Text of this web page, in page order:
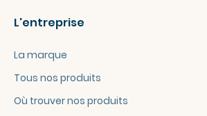
L'entreprise
La marque
Tous nos produits
Où trouver nos produits